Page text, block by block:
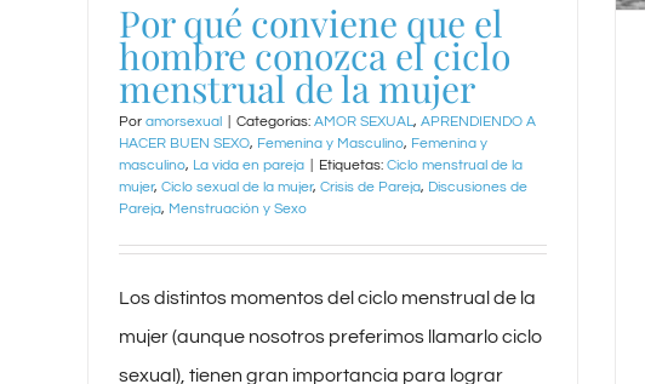
Por qué conviene que el
hombre conozca el ciclo
menstrual de la mujer
Por amorsexual Categorías: AMOR SEXUAL, APRENDIENDO A
HACER BUEN SEXO, Femenina y Masculino, Femenina y
masculino, La vida en pareja Etiquetas: Ciclo menstrual de la
mujer, Ciclo sexual de la mujer, Crisis de Pareja, Discusiones de
Pareja, Menstruación y Sexo
Los distintos momentos del ciclo menstrual de la
mujer (aunque nosotros preferimos llamarlo ciclo
sexual), tienen gran importancia para lograr